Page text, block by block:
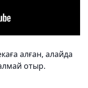
алған, алайда
отыр.